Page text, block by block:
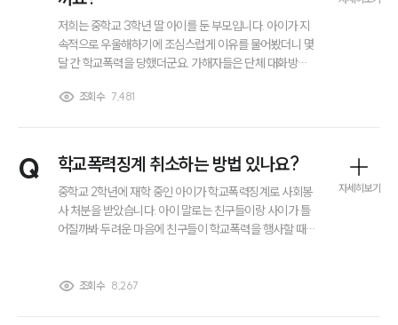
법률서식
뉴스레터/브로슈어
세미나
대륜법률상담예약
저희는 중학교 3학년 딸 아이를 둔 부모입니다. 아이가 지
속적으로 우울해하기에 조심스럽게 이유를 물어봤더니 몇
달 간 학교폭력을 당했더군요. 가해자들은 단체 대화방에
었습니다. 저희는 아이를 바로 정신과 치료를 받도록 조치
이는 여전히 트라우마에 시달려 제대로 잠도 자지 못하고
있습니다. 이런 상황에서 학교폭력피해자 손해배상을 받을
수 있는 방법이 있을까요?
조회수 7,481
Q 학교폭력징계 취소하는 방법 있나요?
중학교 2학년에 재학 중인 아이가 학교폭력징계로 사회봉
사 처분을 받았습니다. 아이 말로는 친구들이랑 사이가 틀
어질까봐 두려운 마음에 친구들이 학교폭력을 행사할 때
심의위원회에 출석해서 진술하고자 했는데 학교폭력대책
조회수 8,267
자세히보기